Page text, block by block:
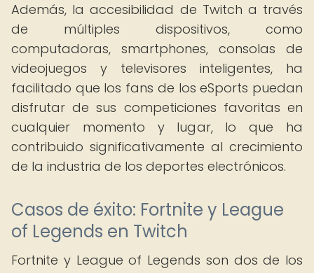
Además, la accesibilidad de Twitch a través
de múltiples dispositivos, como
computadoras, smartphones, consolas de
videojuegos y televisores inteligentes, ha
facilitado que los fans de los eSports puedan
disfrutar de sus competiciones favoritas en
cualquier momento y lugar, lo que ha
contribuido significativamente al crecimiento
de la industria de los deportes electrónicos.
Casos de éxito: Fortnite y League
of Legends en Twitch
Fortnite y League of Legends son dos de los